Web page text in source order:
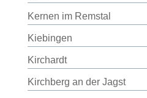
Kernen im Remstal
Kiebingen
Kirchardt
Kirchberg an der Jagst